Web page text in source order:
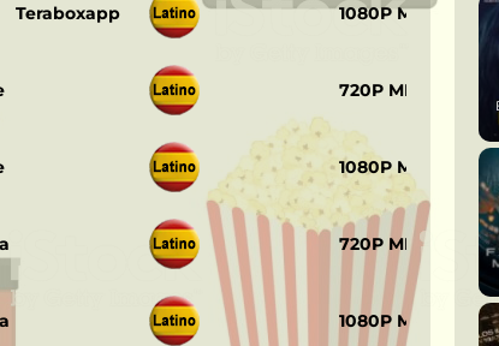
Teraboxapp ‎ ‎ ‎1080P MKV
‎ ‎ ‎720P MP4
‎ ‎ ‎1080P MKV
‎ ‎ ‎720P MP4
‎ ‎ ‎1080P MKV